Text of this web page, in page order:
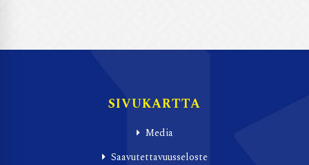
SIVUKARTTA
Media
Saavutettavuusseloste